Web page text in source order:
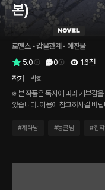
본)
로맨스 • 갑을관계 • 애잔물
5.0
0 1.6천
작가
박희
※ 본 작품은 독자에 따라 거부감
있습니다. 이용에 참고하시길 바랍니다. 나라 내에서 가장 고운 아기씨의
뜻해진다. 다른 몸종들이 부모도
대의 곡선을 타고 내려왔다가 매
#계략남 #능글남 #집